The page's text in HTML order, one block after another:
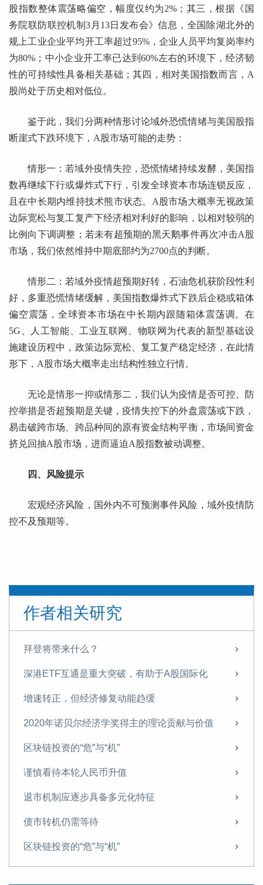
股指数整体震荡略偏空，幅度仅约为2%；其三，根据《国
务院联防联控机制3月13日发布会》信息，全国除湖北外的
规上工业企业平均开工率超过95%，企业人员平均复岗率约
为80%；中小企业开工率已达到60%左右的环境下，经济韧
性的可持续性具备相关基础；其四，相对美国指数而言，A
股尚处于历史相对低位。
鉴于此，我们分两种情形讨论域外恐慌情绪与美国股指
断崖式下跌环境下，A股市场可能的走势：
情形一：若域外疫情失控，恐慌情绪持续发酵，美国指
数再继续下行或爆炸式下行，引发全球资本市场连锁反应，
且在中长期内维持技术熊市状态。A股市场大概率无视政策
边际宽松与复工复产下经济相对利好的影响，以相对较弱的
比例向下调调整；若未有超预期的黑天鹅事件再次冲击A股
市场，我们依然维持中期底部约为2700点的判断。
情形二：若域外疫情超预期好转，石油危机获阶段性利
好，多重恐慌情绪缓解，美国指数爆炸式下跌后企稳或箱体
偏空震荡，全球资本市场在中长期内跟随箱体震荡调。在
5G、人工智能、工业互联网、物联网为代表的新型基础设
施建设历程中，政策边际宽松、复工复产稳定经济，在此情
形下，A股市场大概率走出结构性独立行情。
无论是情形一抑或情形二，我们认为疫情是否可控、防
控举措是否超预期是关键，疫情失控下的外盘震荡或下跌，
易击破跨市场、跨品种间的原有资金结构平衡，市场间资金
挤兑回抽A股市场，进而逼迫A股指数被动调整。
四、风险提示
宏观经济风险，国外内不可预测事件风险，域外疫情防
控不及预期等。
作者相关研究
拜登将带来什么？
深港ETF互通是重大突破，有助于A股国际化
增速转正，但经济修复动能趋缓
2020年诺贝尔经济学奖得主的理论贡献与价值
区块链投资的“危”与“机”
谨慎看待本轮人民币升值
退市机制应逐步具备多元化特征
债市转机仍需等待
区块链投资的“危”与“机”